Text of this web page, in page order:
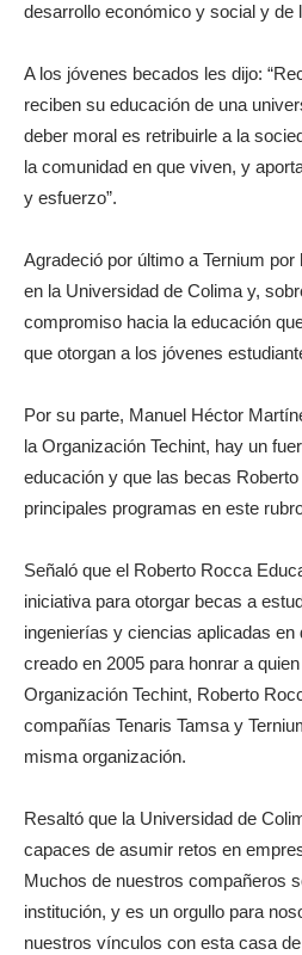
desarrollo económico y social y de
A los jóvenes becados les dijo:
reciben su educación de una
deber moral es retribuirle a la
la comunidad en que viven, y
y esfuerzo”.
Agradeció por último a Ternium
en la Universidad de Colima y,
compromiso hacia la educación
que otorgan a los jóvenes
Por su parte, Manuel Héctor
la Organización Techint, hay un
educación y que las becas
principales programas en este
Señaló que el Roberto Rocca
iniciativa para otorgar becas a
ingenierías y ciencias aplicadas
creado en 2005 para honrar a
Organización Techint, Roberto
compañías Tenaris Tamsa y
misma organización.
Resaltó que la Universidad de
capaces de asumir retos en
Muchos de nuestros compañeros
institución, y es un orgullo para
nuestros vínculos con esta casa de